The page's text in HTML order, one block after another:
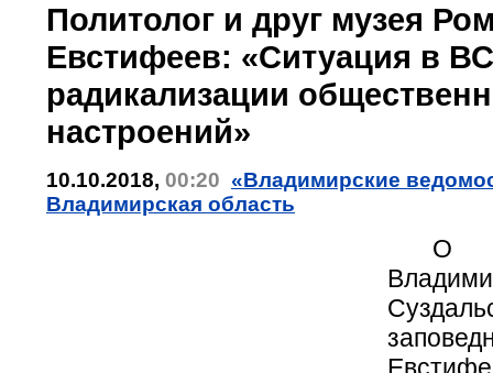
Политолог и друг музея
Евстифеев: «Ситуация в
радикализации
настроений»
10.10.2018, 00:20 «Владимирские
Владимирская область
О